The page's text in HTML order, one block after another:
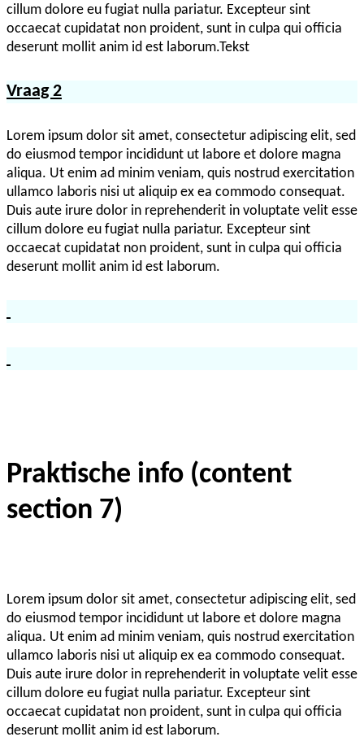
cillum dolore eu fugiat nulla pariatur. Excepteur sint
occaecat cupidatat non proident, sunt in culpa qui officia
deserunt mollit anim id est laborum.Tekst
Vraag 2
Lorem ipsum dolor sit amet, consectetur adipiscing elit, sed
do eiusmod tempor incididunt ut labore et dolore magna
aliqua. Ut enim ad minim veniam, quis nostrud exercitation
ullamco laboris nisi ut aliquip ex ea commodo consequat.
Duis aute irure dolor in reprehenderit in voluptate velit esse
cillum dolore eu fugiat nulla pariatur. Excepteur sint
occaecat cupidatat non proident, sunt in culpa qui officia
deserunt mollit anim id est laborum.
Praktische info (content
section 7)
Lorem ipsum dolor sit amet, consectetur adipiscing elit, sed
do eiusmod tempor incididunt ut labore et dolore magna
aliqua. Ut enim ad minim veniam, quis nostrud exercitation
ullamco laboris nisi ut aliquip ex ea commodo consequat.
Duis aute irure dolor in reprehenderit in voluptate velit esse
cillum dolore eu fugiat nulla pariatur. Excepteur sint
occaecat cupidatat non proident, sunt in culpa qui officia
deserunt mollit anim id est laborum.